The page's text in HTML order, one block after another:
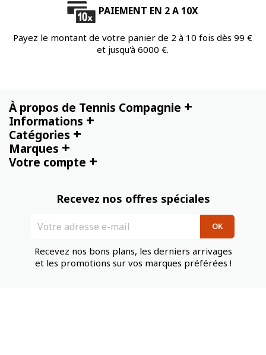
PAIEMENT EN 2 A 10X
Payez le montant de votre panier de 2 à 10 fois dès 99 €
et jusqu'à 6000 €.
À propos de Tennis Compagnie +
Informations +
Catégories +
Marques +
Votre compte +
Recevez nos offres spéciales
Recevez nos bons plans, les derniers arrivages
et les promotions sur vos marques préférées !